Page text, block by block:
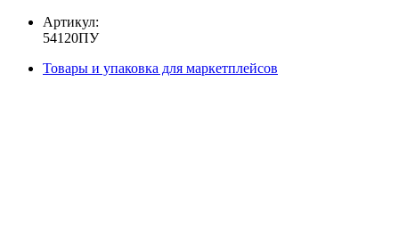
Артикул:
54120ПУ
Товары и упаковка для маркетплейсов